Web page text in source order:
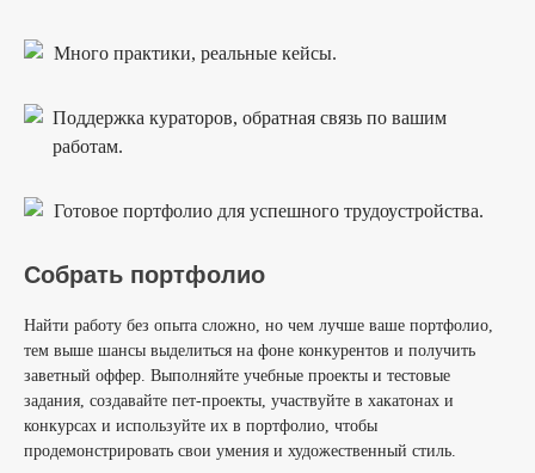
Много практики, реальные кейсы.
Поддержка кураторов, обратная связь по вашим
работам.
Готовое портфолио для успешного трудоустройства.
Собрать портфолио
Найти работу без опыта сложно, но чем лучше ваше портфолио,
тем выше шансы выделиться на фоне конкурентов и получить
заветный оффер. Выполняйте учебные проекты и тестовые
задания, создавайте пет-проекты, участвуйте в хакатонах и
конкурсах и используйте их в портфолио, чтобы
продемонстрировать свои умения и художественный стиль.